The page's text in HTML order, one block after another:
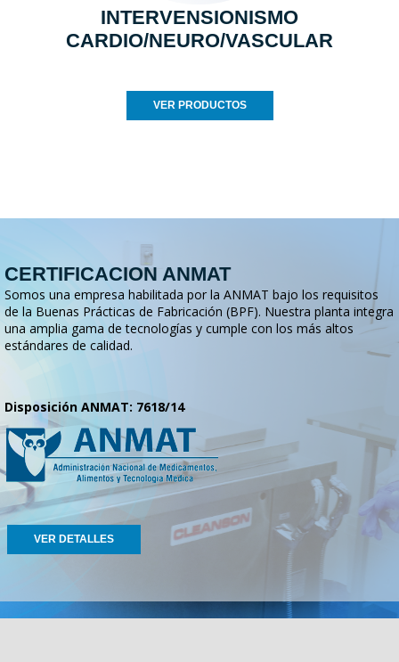
INTERVENSIONISMO
CARDIO/NEURO/VASCULAR
VER PRODUCTOS
CERTIFICACION ANMAT
Somos una empresa habilitada por la ANMAT bajo los requisitos
de la Buenas Prácticas de Fabricación (BPF). Nuestra planta integra
una amplia gama de tecnologías y cumple con los más altos
estándares de calidad.
Disposición ANMAT: 7618/14
VER DETALLES